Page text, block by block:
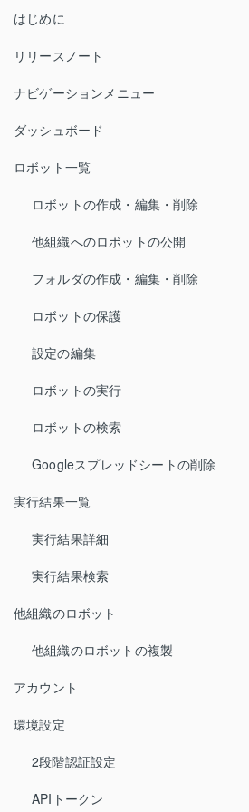
はじめに
リリースノート
ナビゲーションメニュー
ダッシュボード
ロボット一覧
ロボットの作成・編集・削除
他組織へのロボットの公開
フォルダの作成・編集・削除
ロボットの保護
設定の編集
ロボットの実行
ロボットの検索
Googleスプレッドシートの削除
実行結果一覧
実行結果詳細
実行結果検索
他組織のロボット
他組織のロボットの複製
アカウント
環境設定
2段階認証設定
APIトークン